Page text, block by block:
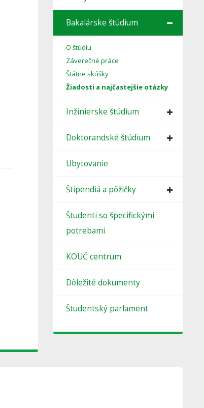
Bakalárske štúdium
O štúdiu
Záverečné práce
Štátne skúšky
Žiadosti a najčastejšie otázky
Inžinierske štúdium
Doktorandské štúdium
Ubytovanie
Štipendiá a pôžičky
Študenti so špecifickými
potrebami
KOUČ centrum
Dôležité dokumenty
Študentský parlament